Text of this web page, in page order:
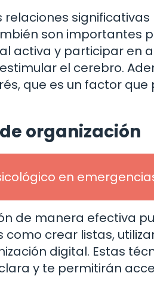
relaciones
son importantes
activa y participar en
el cerebro.
que es un factor
organización
en
de manera efectiva
como crear listas,
digital. Estas
y te permitirán